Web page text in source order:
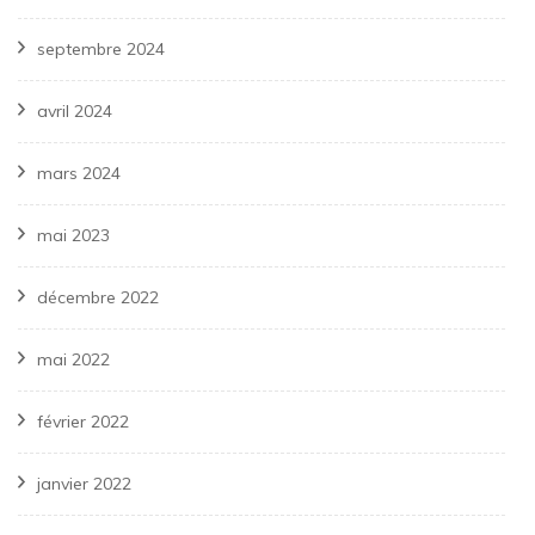
septembre 2024
avril 2024
mars 2024
mai 2023
décembre 2022
mai 2022
février 2022
janvier 2022